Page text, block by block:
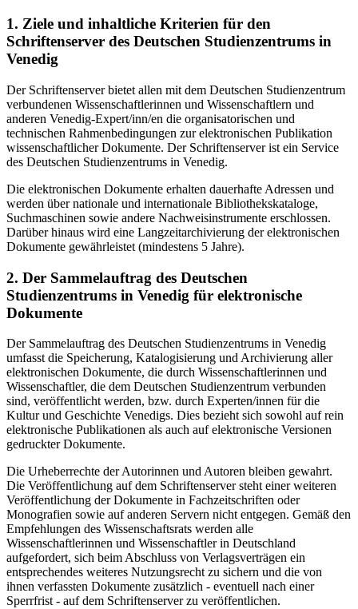
1. Ziele und inhaltliche Kriterien für den
Schriftenserver des Deutschen Studienzentrums in
Venedig
Der Schriftenserver bietet allen mit dem Deutschen Studienzentrum
verbundenen Wissenschaftlerinnen und Wissenschaftlern und
anderen Venedig-Expert/inn/en die organisatorischen und
technischen Rahmenbedingungen zur elektronischen Publikation
wissenschaftlicher Dokumente. Der Schriftenserver ist ein Service
des Deutschen Studienzentrums in Venedig.
Die elektronischen Dokumente erhalten dauerhafte Adressen und
werden über nationale und internationale Bibliothekskataloge,
Suchmaschinen sowie andere Nachweisinstrumente erschlossen.
Darüber hinaus wird eine Langzeitarchivierung der elektronischen
Dokumente gewährleistet (mindestens 5 Jahre).
2. Der Sammelauftrag des Deutschen
Studienzentrums in Venedig für elektronische
Dokumente
Der Sammelauftrag des Deutschen Studienzentrums in Venedig
umfasst die Speicherung, Katalogisierung und Archivierung aller
elektronischen Dokumente, die durch Wissenschaftlerinnen und
Wissenschaftler, die dem Deutschen Studienzentrum verbunden
sind, veröffentlicht werden, bzw. durch Experten/innen für die
Kultur und Geschichte Venedigs. Dies bezieht sich sowohl auf rein
elektronische Publikationen als auch auf elektronische Versionen
gedruckter Dokumente.
Die Urheberrechte der Autorinnen und Autoren bleiben gewahrt.
Die Veröffentlichung auf dem Schriftenserver steht einer weiteren
Veröffentlichung der Dokumente in Fachzeitschriften oder
Monografien sowie auf anderen Servern nicht entgegen. Gemäß den
Empfehlungen des Wissenschaftsrats werden alle
Wissenschaftlerinnen und Wissenschaftler in Deutschland
aufgefordert, sich beim Abschluss von Verlagsverträgen ein
entsprechendes weiteres Nutzungsrecht zu sichern und die von
ihnen verfassten Dokumente zusätzlich - eventuell nach einer
Sperrfrist - auf dem Schriftenserver zu veröffentlichen.